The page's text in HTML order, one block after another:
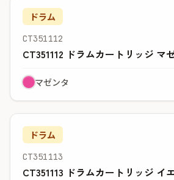
ドラム
CT351112
CT351112 ドラムカートリッジ マ
マゼンタ
ドラム
CT351113
CT351113 ドラムカートリッジ イ